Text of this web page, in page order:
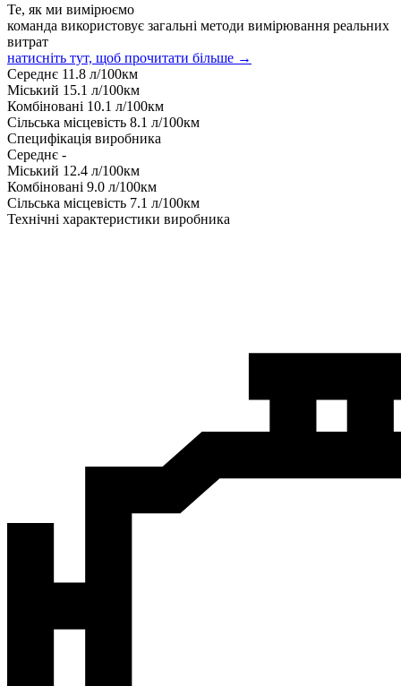
Те, як ми вимірюємо
команда використовує загальні методи вимірювання реальних
витрат
натисніть тут, щоб прочитати більше →
Середнє 11.8 л/100км
Міський 15.1 л/100км
Комбіновані 10.1 л/100км
Сільська місцевість 8.1 л/100км
Специфікація виробника
Середнє -
Міський 12.4 л/100км
Комбіновані 9.0 л/100км
Сільська місцевість 7.1 л/100км
Технічні характеристики виробника